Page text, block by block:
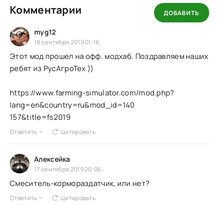
Комментарии ДОБАВИТЬ
myg12
18 сентября 2019 01:16
Этот мод прошел на офф. модхаб. Поздравляем наших
ребят из РусАгроТех ))
https://www.farming-simulator.com/mod.php?
lang=en&country=ru&mod_id=140
157&title=fs2019
Ответить Цитировать
Алексейка
17 сентября 2019 20:06
Смеситель-кормораздатчик, или нет?
Ответить Цитировать